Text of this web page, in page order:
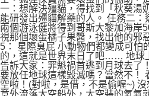
一：想解決殭貓，得找到「秋葵湯
能研發出殭貓解藥的人。 任務二
兩個游泳健將得到哥斯大黎加海岸
視那個壞蛋橘子果醬，找出他的邪
5： 星際臭屁 小動物們都變成可怕
的，這就是世界末日了吧…… 地球
告訴大家：罪魁禍首逃到月球去了
要放任地球這樣毀滅嗎？當然不！
空啦！(對啦，是借，不是偷喔~)
意外流落太空船外，太空裝的氧氣